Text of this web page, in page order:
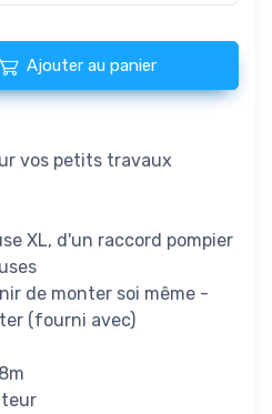
Ajouter au panier
vos petits travaux
XL, d'un raccord pompier
de monter soi même -
(fourni avec)